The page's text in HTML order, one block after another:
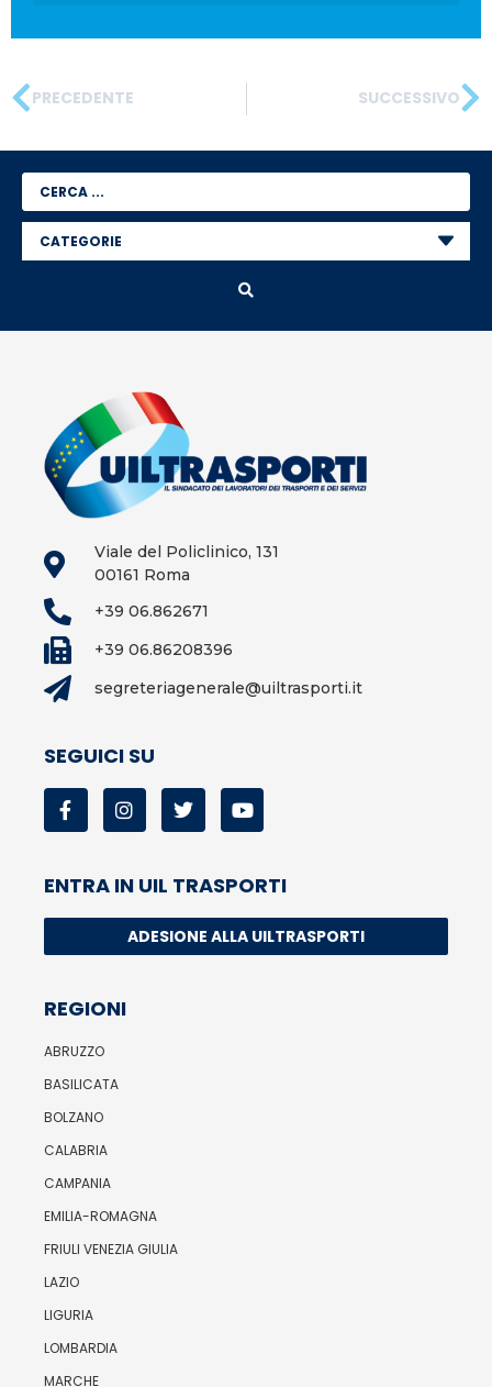
PRECEDENTE SUCCESSIVO
Viale del Policlinico, 131
00161 Roma
+39 06.862671
+39 06.86208396
segreteriagenerale@uiltrasporti.it
SEGUICI SU
ENTRA IN UIL TRASPORTI
ADESIONE ALLA UILTRASPORTI
REGIONI
ABRUZZO
BASILICATA
BOLZANO
CALABRIA
CAMPANIA
EMILIA-ROMAGNA
FRIULI VENEZIA GIULIA
LAZIO
LIGURIA
LOMBARDIA
MARCHE